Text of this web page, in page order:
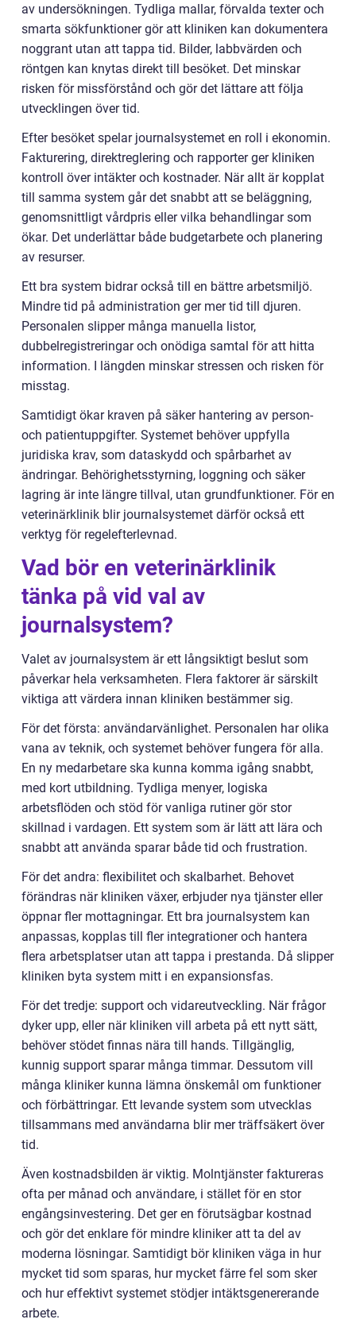
av undersökningen. Tydliga mallar, förvalda texter och
smarta sökfunktioner gör att kliniken kan dokumentera
noggrant utan att tappa tid. Bilder, labbvärden och
röntgen kan knytas direkt till besöket. Det minskar
risken för missförstånd och gör det lättare att följa
utvecklingen över tid.
Efter besöket spelar journalsystemet en roll i ekonomin.
Fakturering, direktreglering och rapporter ger kliniken
kontroll över intäkter och kostnader. När allt är kopplat
till samma system går det snabbt att se beläggning,
genomsnittligt vårdpris eller vilka behandlingar som
ökar. Det underlättar både budgetarbete och planering
av resurser.
Ett bra system bidrar också till en bättre arbetsmiljö.
Mindre tid på administration ger mer tid till djuren.
Personalen slipper många manuella listor,
dubbelregistreringar och onödiga samtal för att hitta
information. I längden minskar stressen och risken för
misstag.
Samtidigt ökar kraven på säker hantering av person-
och patientuppgifter. Systemet behöver uppfylla
juridiska krav, som dataskydd och spårbarhet av
ändringar. Behörighetsstyrning, loggning och säker
lagring är inte längre tillval, utan grundfunktioner. För en
veterinärklinik blir journalsystemet därför också ett
verktyg för regelefterlevnad.
Vad bör en veterinärklinik
tänka på vid val av
journalsystem?
Valet av journalsystem är ett långsiktigt beslut som
påverkar hela verksamheten. Flera faktorer är särskilt
viktiga att värdera innan kliniken bestämmer sig.
För det första: användarvänlighet. Personalen har olika
vana av teknik, och systemet behöver fungera för alla.
En ny medarbetare ska kunna komma igång snabbt,
med kort utbildning. Tydliga menyer, logiska
arbetsflöden och stöd för vanliga rutiner gör stor
skillnad i vardagen. Ett system som är lätt att lära och
snabbt att använda sparar både tid och frustration.
För det andra: flexibilitet och skalbarhet. Behovet
förändras när kliniken växer, erbjuder nya tjänster eller
öppnar fler mottagningar. Ett bra journalsystem kan
anpassas, kopplas till fler integrationer och hantera
flera arbetsplatser utan att tappa i prestanda. Då slipper
kliniken byta system mitt i en expansionsfas.
För det tredje: support och vidareutveckling. När frågor
dyker upp, eller när kliniken vill arbeta på ett nytt sätt,
behöver stödet finnas nära till hands. Tillgänglig,
kunnig support sparar många timmar. Dessutom vill
många kliniker kunna lämna önskemål om funktioner
och förbättringar. Ett levande system som utvecklas
tillsammans med användarna blir mer träffsäkert över
tid.
Även kostnadsbilden är viktig. Molntjänster faktureras
ofta per månad och användare, i stället för en stor
engångsinvestering. Det ger en förutsägbar kostnad
och gör det enklare för mindre kliniker att ta del av
moderna lösningar. Samtidigt bör kliniken väga in hur
mycket tid som sparas, hur mycket färre fel som sker
och hur effektivt systemet stödjer intäktsgenererande
arbete.